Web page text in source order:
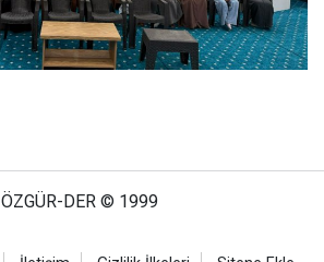
ÖZGÜR-DER © 1999